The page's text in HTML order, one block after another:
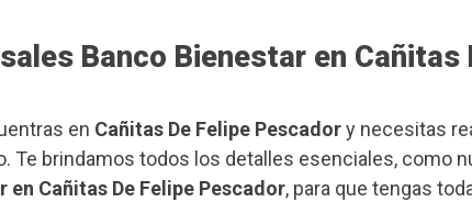
Banco Bienestar en Cañitas
en Cañitas De Felipe Pescadory necesitas
Te brindamos todos los detalles esenciales, como
en Cañitas De Felipe Pescador, para que tengas